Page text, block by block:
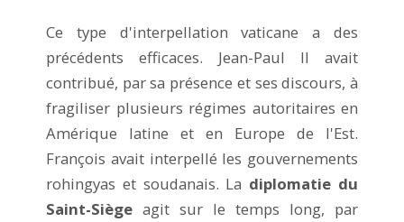
Ce type d'interpellation vaticane a des
précédents efficaces. Jean-Paul II avait
contribué, par sa présence et ses discours, à
fragiliser plusieurs régimes autoritaires en
Amérique latine et en Europe de l'Est.
François avait interpellé les gouvernements
rohingyas et soudanais. La diplomatie du
Saint-Siège agit sur le temps long, par